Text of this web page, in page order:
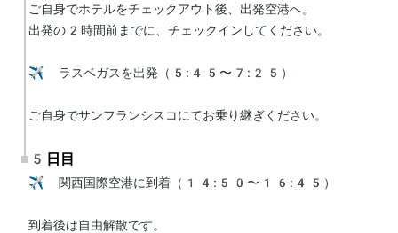
ご自身でホテルをチェックアウト後、出発空港へ。
出発の2時間前までに、チェックインしてください。
✈️ ラスベガスを出発（5:45〜7:25）
ご自身でサンフランシスコにてお乗り継ぎください。
5日目
✈️ 関西国際空港に到着（14:50〜16:45）
到着後は自由解散です。